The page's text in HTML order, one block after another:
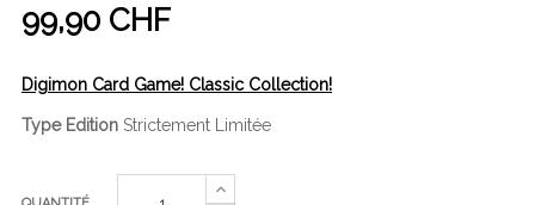
99,90 CHF
Digimon Card Game! Classic Collection!
Type Edition Strictement Limitée